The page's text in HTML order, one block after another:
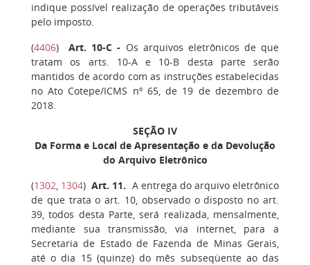
indique possível realização de operações tributáveis
pelo imposto.
(4406)Art. 10-C- Os arquivos eletrônicos de que
tratam os arts. 10-A e 10-B desta parte serão
mantidos de acordo com as instruções estabelecidas
no Ato Cotepe/ICMS nº 65, de 19 de dezembro de
2018.
SEÇÃO IV
Da Forma e Local de Apresentação e da Devolução
do Arquivo Eletrônico
(1302, 1304) Art. 11. A entrega do arquivo eletrônico
de que trata o art. 10, observado o disposto no art.
39, todos desta Parte, será realizada, mensalmente,
mediante sua transmissão, via internet, para a
Secretaria de Estado de Fazenda de Minas Gerais,
até o dia 15 (quinze) do mês subseqüente ao das